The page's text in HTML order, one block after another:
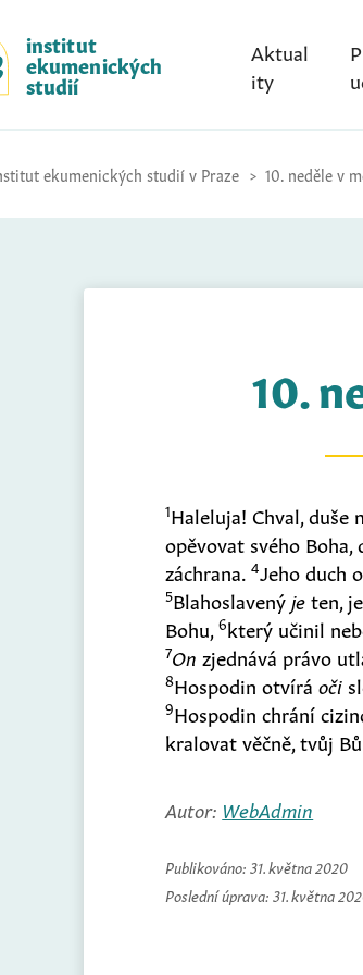
institut
ekumenických
studií
Aktual
ity
ekumenických studií v Praze 10. neděle v
10.
1Haleluja! Chval, duše
opěvovat svého
záchrana.4Jeho duch
5Blahoslavený jeten,
Bohu,6který učinil
7On zjednává právo
8Hospodin otvíráoči
9Hospodin chrání
kralovat věčně, tvůj
Autor: WebAdmin
Publikováno: 31. května 2020
Poslední úprava: 31. května